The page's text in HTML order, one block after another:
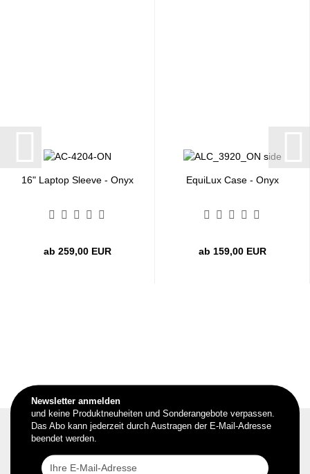
16" Laptop Sleeve - Onyx
ab 259,00 EUR
EquiLux Case - Onyx
ab 159,00 EUR
Newsletter anmelden
und keine Produktneuheiten und Sonderangebote verpassen.
Das Abo kann jederzeit durch Austragen der E-Mail-Adresse
beendet werden.